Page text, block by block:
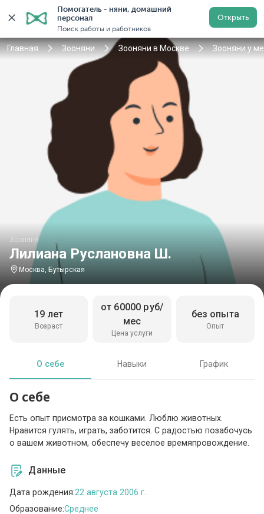
Помогатель - няни, домашний
персонал
Поиск работы и работников
Открыть
Регистрация
Главная Зооняни Зооняни в Москве Зооняни у
Лилиана Руслановна Ш.
Зооняня
Москва, Бутырская
Возраст
19 лет
Цена услуги
от 60000 руб/
мес
Опыт
без опыта
О себе Навыки График
О себе
Есть опыт присмотра за кошками. Люблю животных.
Нравится гулять, играть, заботится. С радостью позабочусь
о вашем животном, обеспечу веселое времяпровождение.
Данные
Дата рождения:22 августа 2006 г.
Образование:Среднее